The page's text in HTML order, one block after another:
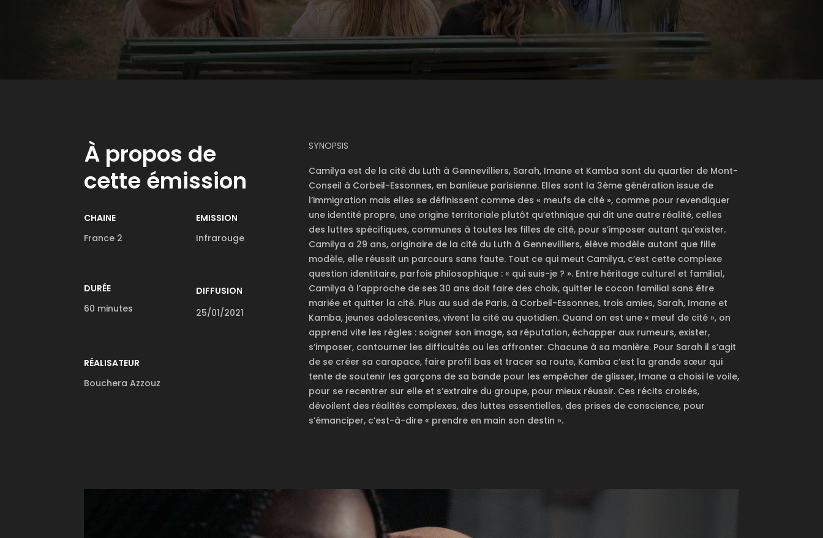
À propos de
cette émission
CHAINE
France 2
EMISSION
Infrarouge
DURÉE
60 minutes
DIFFUSION
25/01/2021
RÉALISATEUR
Bouchera Azzouz
SYNOPSIS
Camilya est de la cité du Luth à Gennevilliers, Sarah, Imane et Kamba sont du quartier de Mont-
Conseil à Corbeil-Essonnes, en banlieue parisienne. Elles sont la 3ème génération issue de
l’immigration mais elles se définissent comme des « meufs de cité », comme pour revendiquer
une identité propre, une origine territoriale plutôt qu’ethnique qui dit une autre réalité, celles
des luttes spécifiques, communes à toutes les filles de cité, pour s’imposer autant qu’exister.
Camilya a 29 ans, originaire de la cité du Luth à Gennevilliers, élève modèle autant que fille
modèle, elle réussit un parcours sans faute. Tout ce qui meut Camilya, c’est cette complexe
question identitaire, parfois philosophique : « qui suis-je ? ». Entre héritage culturel et familial,
Camilya à l’approche de ses 30 ans doit faire des choix, quitter le cocon familial sans être
mariée et quitter la cité. Plus au sud de Paris, à Corbeil-Essonnes, trois amies, Sarah, Imane et
Kamba, jeunes adolescentes, vivent la cité au quotidien. Quand on est une « meuf de cité », on
apprend vite les règles : soigner son image, sa réputation, échapper aux rumeurs, exister,
s’imposer, contourner les difficultés ou les affronter. Chacune à sa manière. Pour Sarah il s’agit
de se créer sa carapace, faire profil bas et tracer sa route, Kamba c’est la grande sœur qui
tente de soutenir les garçons de sa bande pour les empêcher de glisser, Imane a choisi le voile,
pour se recentrer sur elle et s’extraire du groupe, pour mieux réussir. Ces récits croisés,
dévoilent des réalités complexes, des luttes essentielles, des prises de conscience, pour
s’émanciper, c’est-à-dire « prendre en main son destin ».